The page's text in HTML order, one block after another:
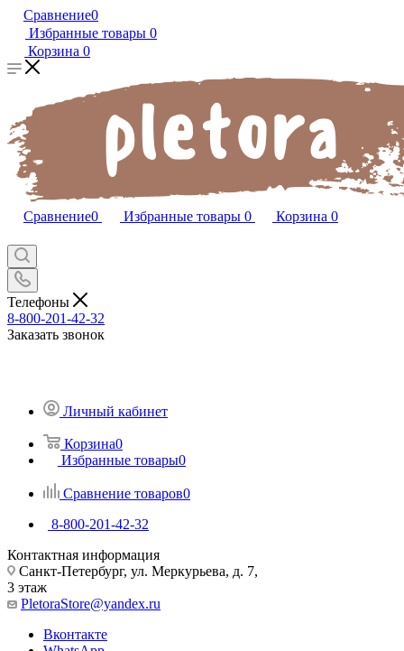
Сравнение0
Избранные товары 0
Корзина 0
Сравнение0 Избранные товары 0 Корзина 0
Телефоны
8-800-201-42-32
Заказать звонок
Личный кабинет
Корзина0
Избранные товары0
Сравнение товаров0
8-800-201-42-32
Контактная информация
Санкт-Петербург, ул. Меркурьева, д. 7,
3 этаж
PletoraStore@yandex.ru
Вконтакте